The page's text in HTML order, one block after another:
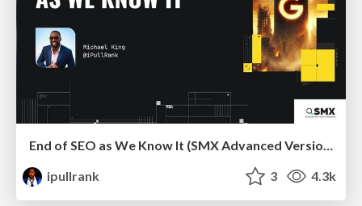
End of SEO as We Know It (SMX Advanced Version)
ipullrank
3 4.3k